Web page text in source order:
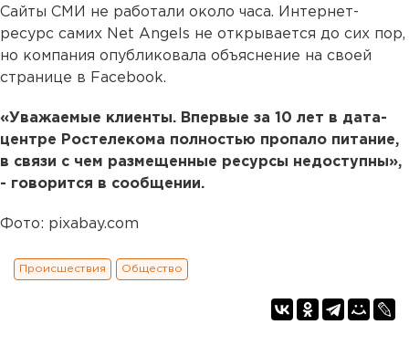
Сайты СМИ не работали около часа. Интернет-
ресурс самих Net Angels не открывается до сих пор,
но компания опубликовала объяснение на своей
странице в Facebook.
«Уважаемые клиенты. Впервые за 10 лет в дата-
центре Ростелекома полностью пропало питание,
в связи с чем размещенные ресурсы недоступны»,
- говорится в сообщении.
Фото: pixabay.com
Происшествия Общество